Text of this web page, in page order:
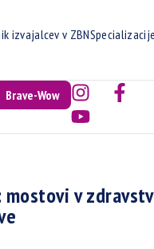
izvajalcev v ZBN
Brave-Wow
v